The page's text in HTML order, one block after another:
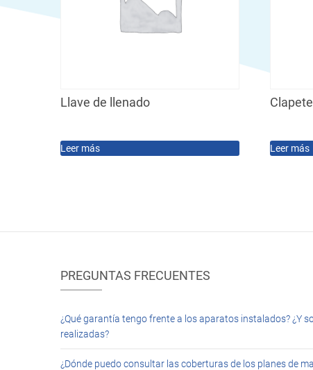
Llave de llenado
Leer más Leer más
PREGUNTAS FRECUENTES
¿Qué garantía tengo frente a los aparatos instalados? ¿Y
realizadas?
¿Dónde puedo consultar las coberturas de los planes de